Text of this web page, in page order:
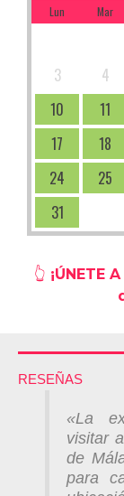
Lun Mar
3
4
10
11
17
18
24
25
31
👆 ¡ÚNETE
RESEÑAS
«La
visitar
de
para